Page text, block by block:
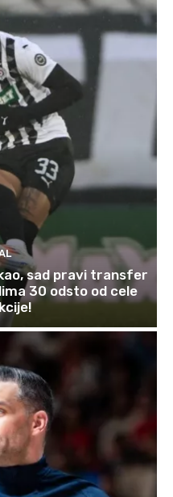
sad pravi transfer
30 odsto od cele